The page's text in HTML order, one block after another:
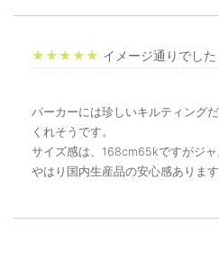
★★★★★ イメージ通りでした
パーカーには珍しいキルティング
くれそうです。
サイズ感は、168cm65kですがジャ
やはり国内生産品の安心感ありま